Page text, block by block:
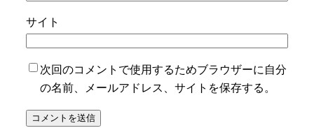
サイト
次回のコメントで使用するためブラウザーに自分
の名前、メールアドレス、サイトを保存する。